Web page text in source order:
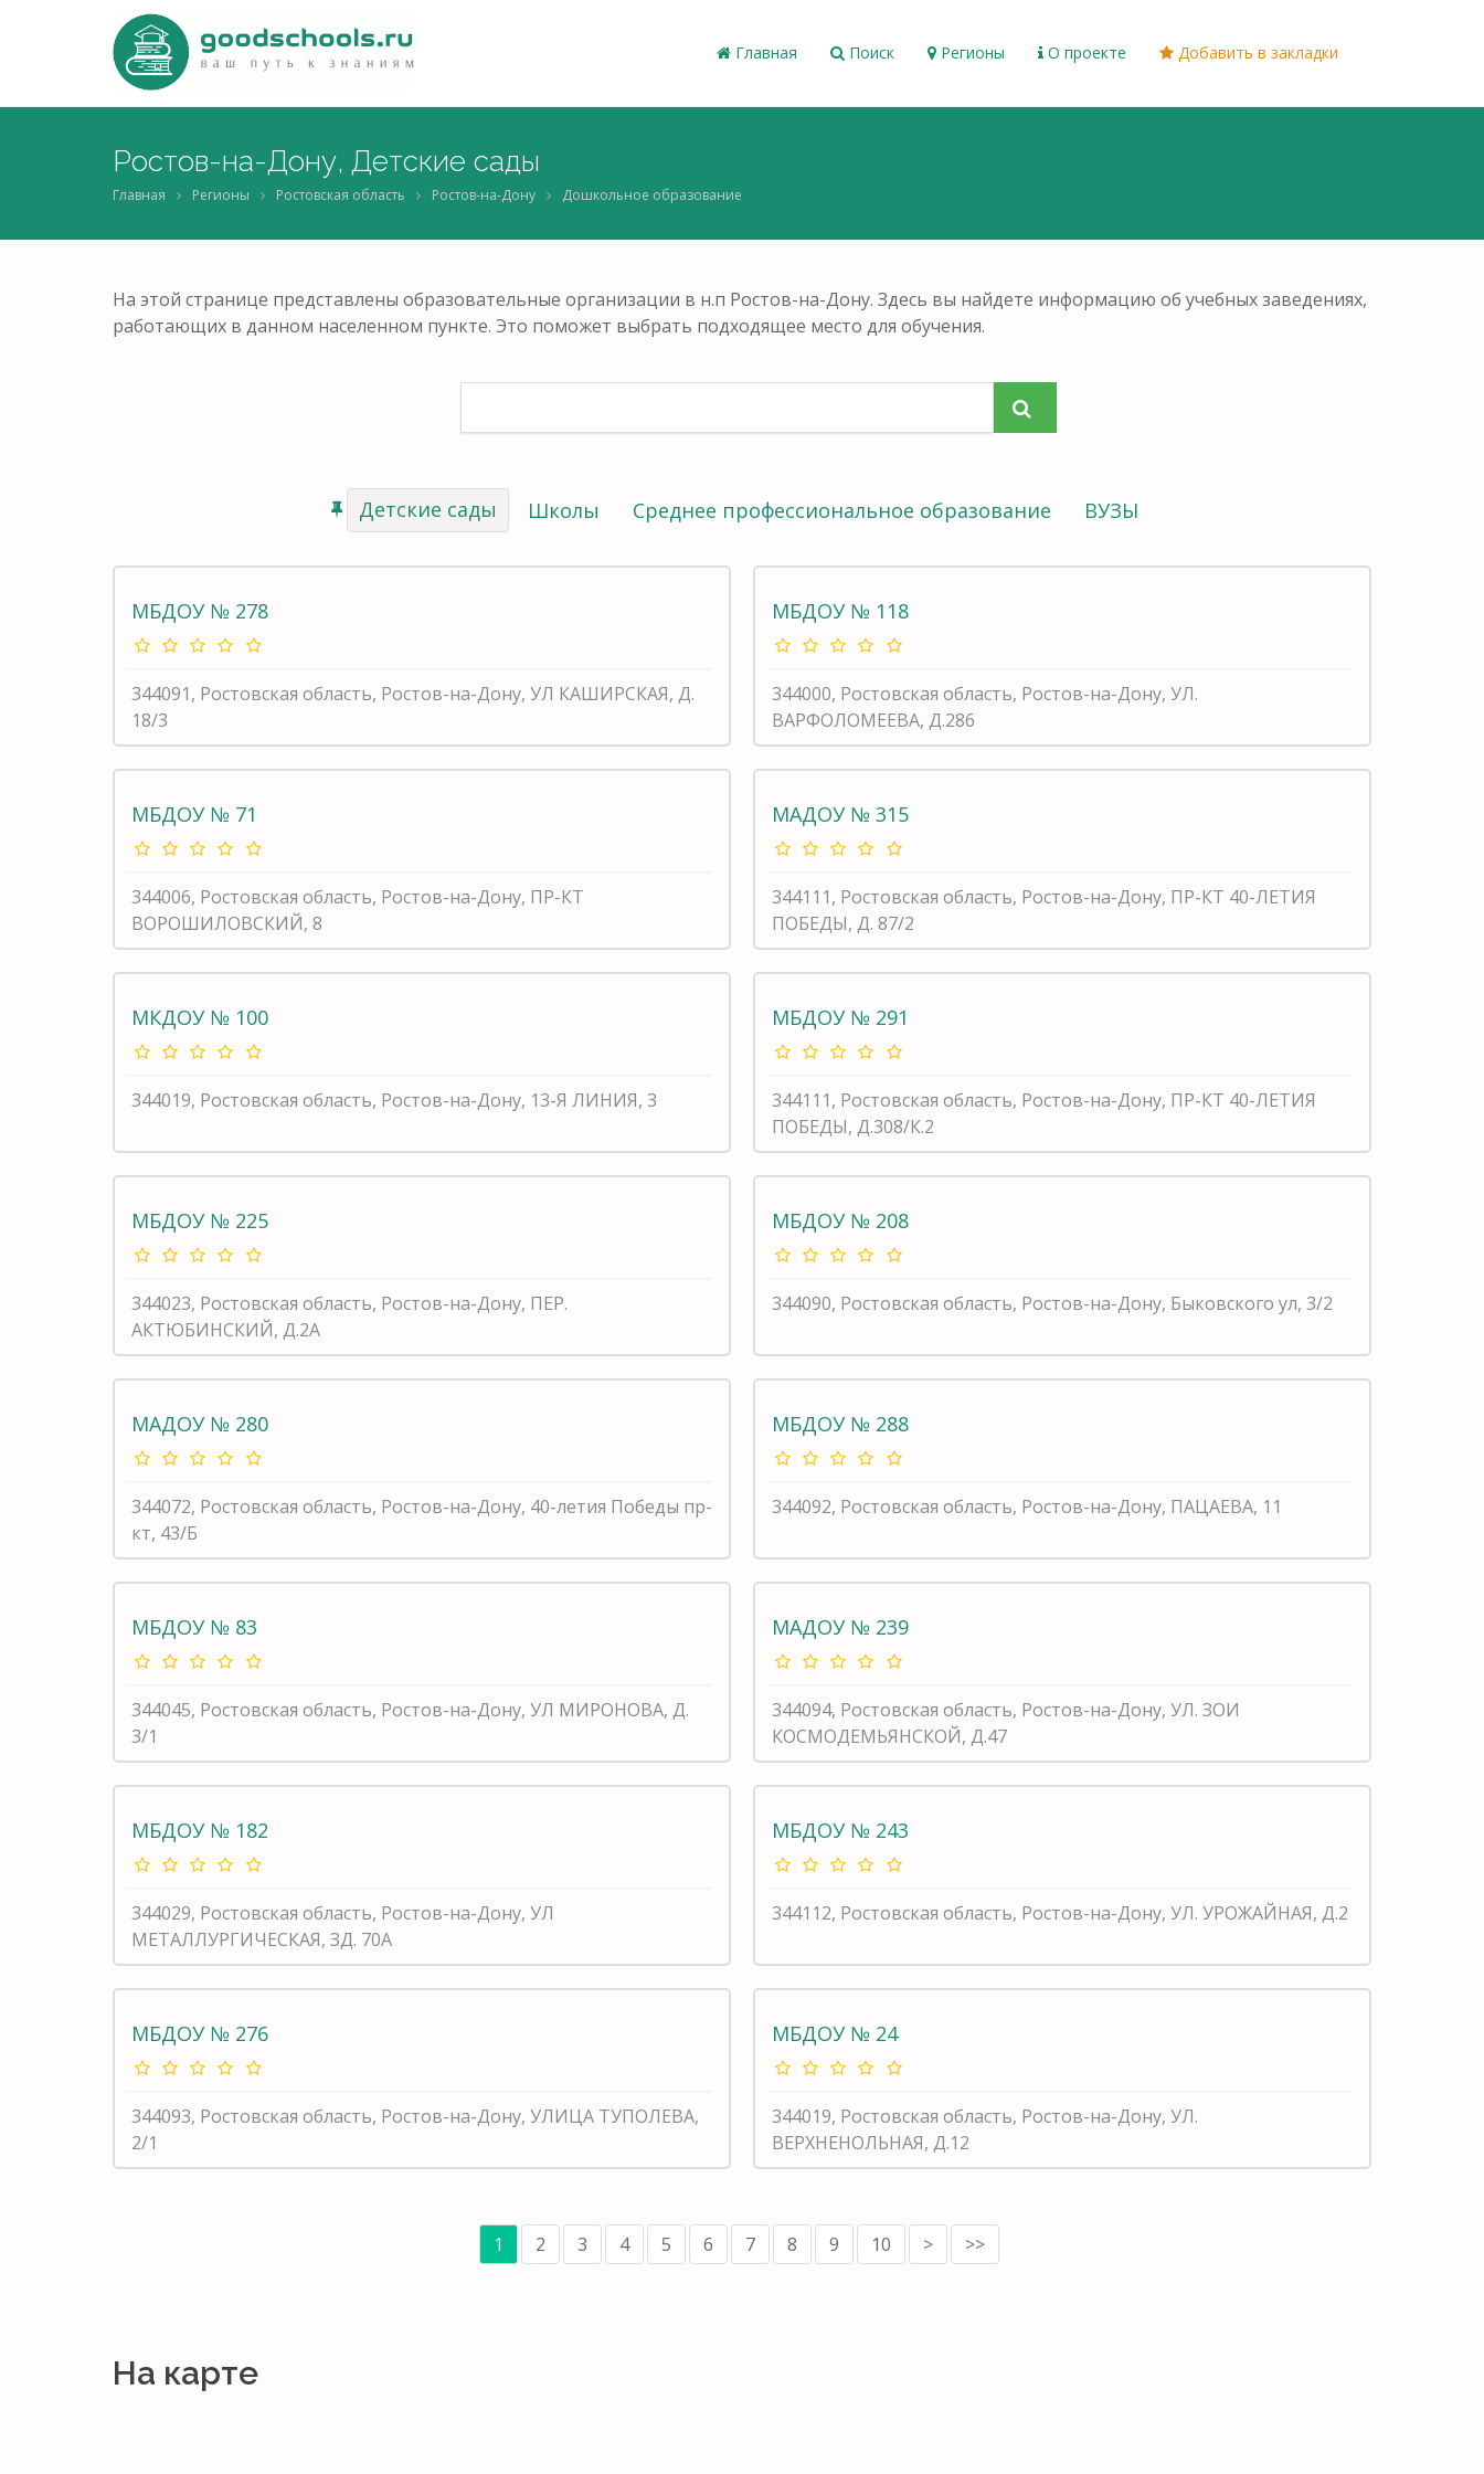
Главная Поиск Регионы О проекте Добавить в закладки
Ростов-на-Дону, Детские сады
Главная Регионы Ростовская область Ростов-на-Дону Дошкольное образование
На этой странице представлены образовательные организации в н.п Ростов-на-Дону. Здесь вы найдете информацию об учебных заведениях,
работающих в данном населенном пункте. Это поможет выбрать подходящее место для обучения.
Детские сады Школы Среднее профессиональное образование ВУЗЫ
МБДОУ № 278
344091, Ростовская область, Ростов-на-Дону, УЛ КАШИРСКАЯ, Д.
18/3
МБДОУ № 118
344000, Ростовская область, Ростов-на-Дону, УЛ.
ВАРФОЛОМЕЕВА, Д.286
МБДОУ № 71
344006, Ростовская область, Ростов-на-Дону, ПР-КТ
ВОРОШИЛОВСКИЙ, 8
МАДОУ № 315
344111, Ростовская область, Ростов-на-Дону, ПР-КТ 40-ЛЕТИЯ
ПОБЕДЫ, Д. 87/2
МКДОУ № 100
344019, Ростовская область, Ростов-на-Дону, 13-Я ЛИНИЯ, 3
МБДОУ № 291
344111, Ростовская область, Ростов-на-Дону, ПР-КТ 40-ЛЕТИЯ
ПОБЕДЫ, Д.308/К.2
МБДОУ № 225
344023, Ростовская область, Ростов-на-Дону, ПЕР.
АКТЮБИНСКИЙ, Д.2А
МБДОУ № 208
344090, Ростовская область, Ростов-на-Дону, Быковского ул, 3/2
МАДОУ № 280
344072, Ростовская область, Ростов-на-Дону, 40-летия Победы пр-
кт, 43/Б
МБДОУ № 288
344092, Ростовская область, Ростов-на-Дону, ПАЦАЕВА, 11
МБДОУ № 83
344045, Ростовская область, Ростов-на-Дону, УЛ МИРОНОВА, Д.
3/1
МАДОУ № 239
344094, Ростовская область, Ростов-на-Дону, УЛ. ЗОИ
КОСМОДЕМЬЯНСКОЙ, Д.47
МБДОУ № 182
344029, Ростовская область, Ростов-на-Дону, УЛ
МЕТАЛЛУРГИЧЕСКАЯ, ЗД. 70А
МБДОУ № 243
344112, Ростовская область, Ростов-на-Дону, УЛ. УРОЖАЙНАЯ, Д.2
МБДОУ № 276
344093, Ростовская область, Ростов-на-Дону, УЛИЦА ТУПОЛЕВА,
2/1
МБДОУ № 24
344019, Ростовская область, Ростов-на-Дону, УЛ.
ВЕРХНЕНОЛЬНАЯ, Д.12
1 2 3 4 5 6 7 8 9 10 > >>
На карте